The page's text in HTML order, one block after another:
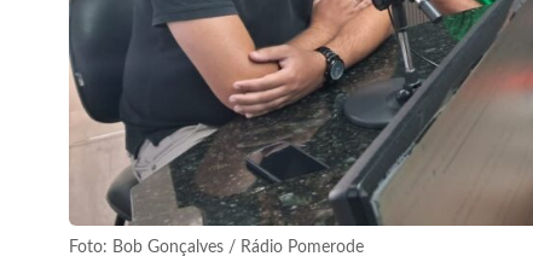
Foto: Bob Gonçalves / Rádio Pomerode